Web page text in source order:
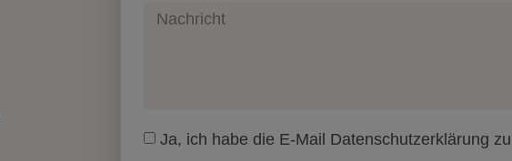
Ja, ich habe die E-Mail Datenschutzerklärung